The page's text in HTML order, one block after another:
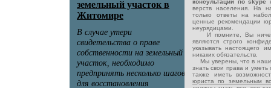
консультации по skype
верств населения. На
только ответы на
ценные рекомендации
неурядицами.
И помните, Вы
являются строго
указывать настоящего
никаких обязательств.
Мы уверены, что в
знать свои права и уметь
также иметь
юриста по земельным